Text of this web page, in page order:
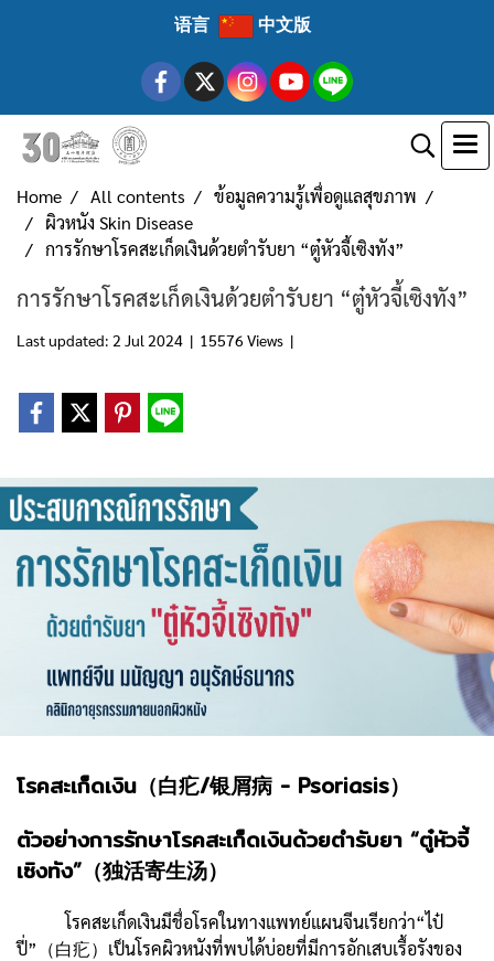
语言 中文版
Home All contents
ข้อมูลความรู้เพื่อดูแลสุขภาพ
ผิวหนัง Skin Disease
การรักษาโรคสะเก็ดเงินด้วยตำรับยา “ตู๋หัวจี้เซิงทัง”
การรักษาโรคสะเก็ดเงินด้วยตำรับยา “ตู๋หัวจี้เซิงทัง”
Last updated: 2 Jul 2024 | 15576 Views |
โรคสะเก็ดเงิน（白疕/银屑病 - Psoriasis）
ตัวอย่างการรักษาโรคสะเก็ดเงินด้วยตำรับยา “ตู๋หัวจี้
เซิงทัง”（独活寄生汤）
โรคสะเก็ดเงินมีชื่อโรคในทางแพทย์แผนจีนเรียกว่า“ไป๋
ปี่”（白疕）เป็นโรคผิวหนังที่พบได้บ่อยที่มีการอักเสบเรื้อรังของ